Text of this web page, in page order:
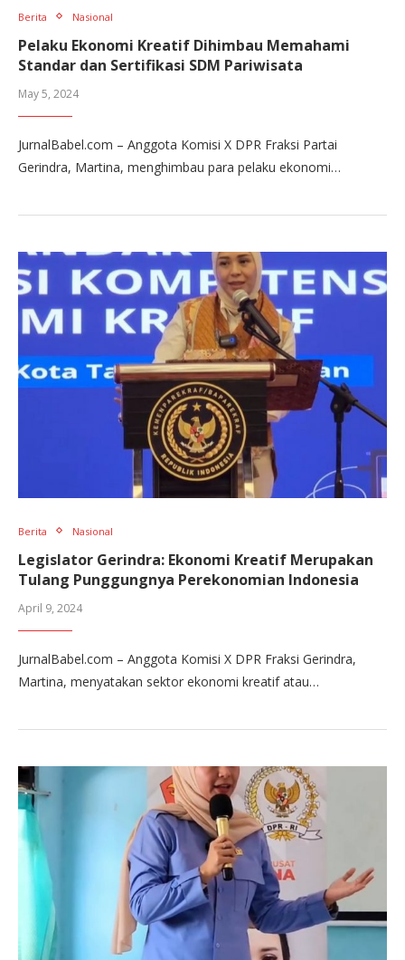
Berita Nasional
Pelaku Ekonomi Kreatif Dihimbau Memahami
Standar dan Sertifikasi SDM Pariwisata
May 5, 2024
JurnalBabel.com – Anggota Komisi X DPR Fraksi Partai
Gerindra, Martina, menghimbau para pelaku ekonomi…
Berita Nasional
Legislator Gerindra: Ekonomi Kreatif Merupakan
Tulang Punggungnya Perekonomian Indonesia
April 9, 2024
JurnalBabel.com – Anggota Komisi X DPR Fraksi Gerindra,
Martina, menyatakan sektor ekonomi kreatif atau…